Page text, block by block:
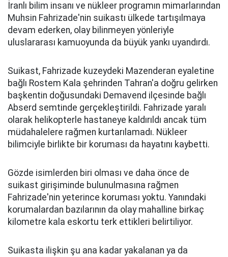
İranlı bilim insanı ve nükleer programın mimarlarından
Muhsin Fahrizade'nin suikastı ülkede tartışılmaya
devam ederken, olay bilinmeyen yönleriyle
uluslararası kamuoyunda da büyük yankı uyandırdı.
Suikast, Fahrizade kuzeydeki Mazenderan eyaletine
bağlı Rostem Kala şehrinden Tahran'a doğru gelirken
başkentin doğusundaki Demavend ilçesinde bağlı
Abserd semtinde gerçekleştirildi. Fahrizade yaralı
olarak helikopterle hastaneye kaldırıldı ancak tüm
müdahalelere rağmen kurtarılamadı. Nükleer
bilimciyle birlikte bir koruması da hayatını kaybetti.
Gözde isimlerden biri olması ve daha önce de
suikast girişiminde bulunulmasına rağmen
Fahrizade'nin yeterince koruması yoktu. Yanındaki
korumalardan bazılarının da olay mahalline birkaç
kilometre kala eskortu terk ettikleri belirtiliyor.
Suikasta ilişkin şu ana kadar yakalanan ya da